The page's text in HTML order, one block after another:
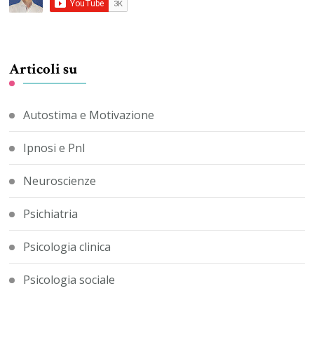
Articoli su
Autostima e Motivazione
Ipnosi e Pnl
Neuroscienze
Psichiatria
Psicologia clinica
Psicologia sociale